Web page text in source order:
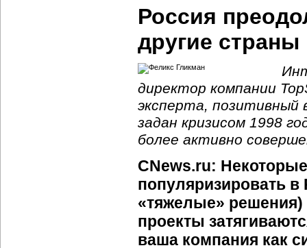
Россия
другие страны
директор компании
эксперта, позитивный
задан кризисом 1998
более активно
CNews.ru:
популяризировать
«тяжелые» решения)
проекты
ваша компания как